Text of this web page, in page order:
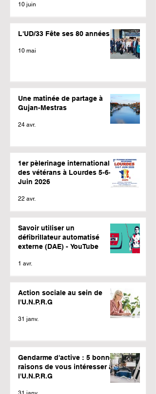
10 juin
L'UD/33 Fête ses 80 années
10 mai
Une matinée de partage à
Gujan-Mestras
24 avr.
1er pèlerinage international
des vétérans à Lourdes 5-6-7
Juin 2026
22 avr.
Savoir utiliser un
défibrillateur automatisé
externe (DAE) - YouTube
1 avr.
Action sociale au sein de
l'U.N.P.R.G
31 janv.
Gendarme d'active : 5 bonnes
raisons de vous intéresser à
l'U.N.P.R.G